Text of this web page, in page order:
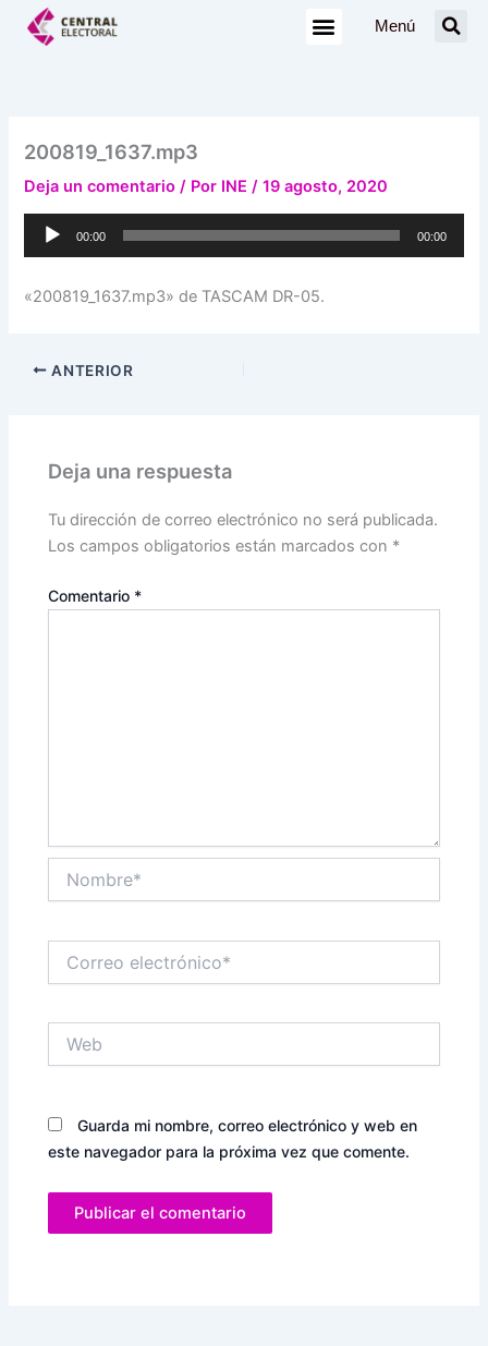
Menú
200819_1637.mp3
Deja un comentario / Por INE/19 agosto, 2020
Reproductor
00:00 00:00
«200819_1637.mp3» de TASCAM DR-05.
ANTERIOR
Deja una respuesta
Tu dirección de correo electrónico no será publicada.
Los campos obligatorios están marcados con *
Comentario *
electrónico*
Guarda mi nombre, correo electrónico y web en
este navegador para la próxima vez que comente.